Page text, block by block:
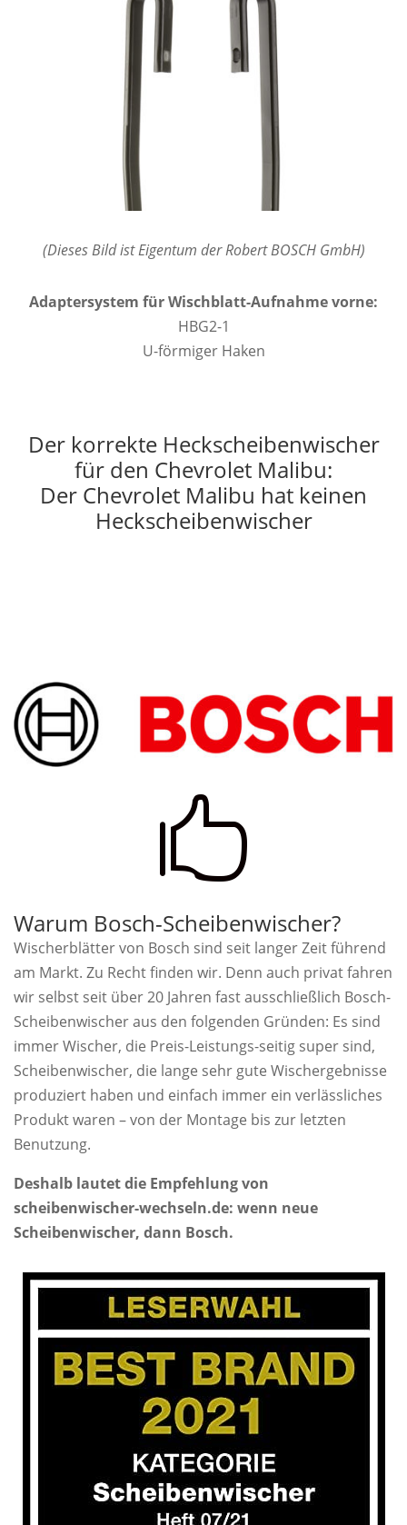
(Dieses Bild ist Eigentum der Robert BOSCH GmbH)
Adaptersystem für Wischblatt-Aufnahme vorne:
HBG2-1
U-förmiger Haken
Der korrekte Heckscheibenwischer
für den Chevrolet Malibu:
Der Chevrolet Malibu hat keinen
Heckscheibenwischer

Warum Bosch-Scheibenwischer?
Wischerblätter von Bosch sind seit langer Zeit führend
am Markt. Zu Recht finden wir. Denn auch privat fahren
wir selbst seit über 20 Jahren fast ausschließlich Bosch-
Scheibenwischer aus den folgenden Gründen: Es sind
immer Wischer, die Preis-Leistungs-seitig super sind,
Scheibenwischer, die lange sehr gute Wischergebnisse
produziert haben und einfach immer ein verlässliches
Produkt waren – von der Montage bis zur letzten
Benutzung.
Deshalb lautet die Empfehlung von
scheibenwischer-wechseln.de: wenn neue
Scheibenwischer, dann Bosch.